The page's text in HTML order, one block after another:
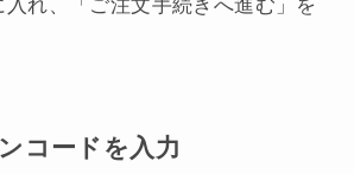
入れ、「ご注文手続きへ進む」を
コードを入力